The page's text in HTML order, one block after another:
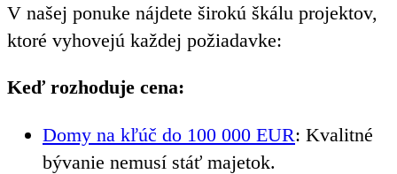
V našej ponuke nájdete širokú škálu projektov,
ktoré vyhovejú každej požiadavke:
Keď rozhoduje cena:
Domy na kľúč do 100 000 EUR: Kvalitné
bývanie nemusí stáť majetok.